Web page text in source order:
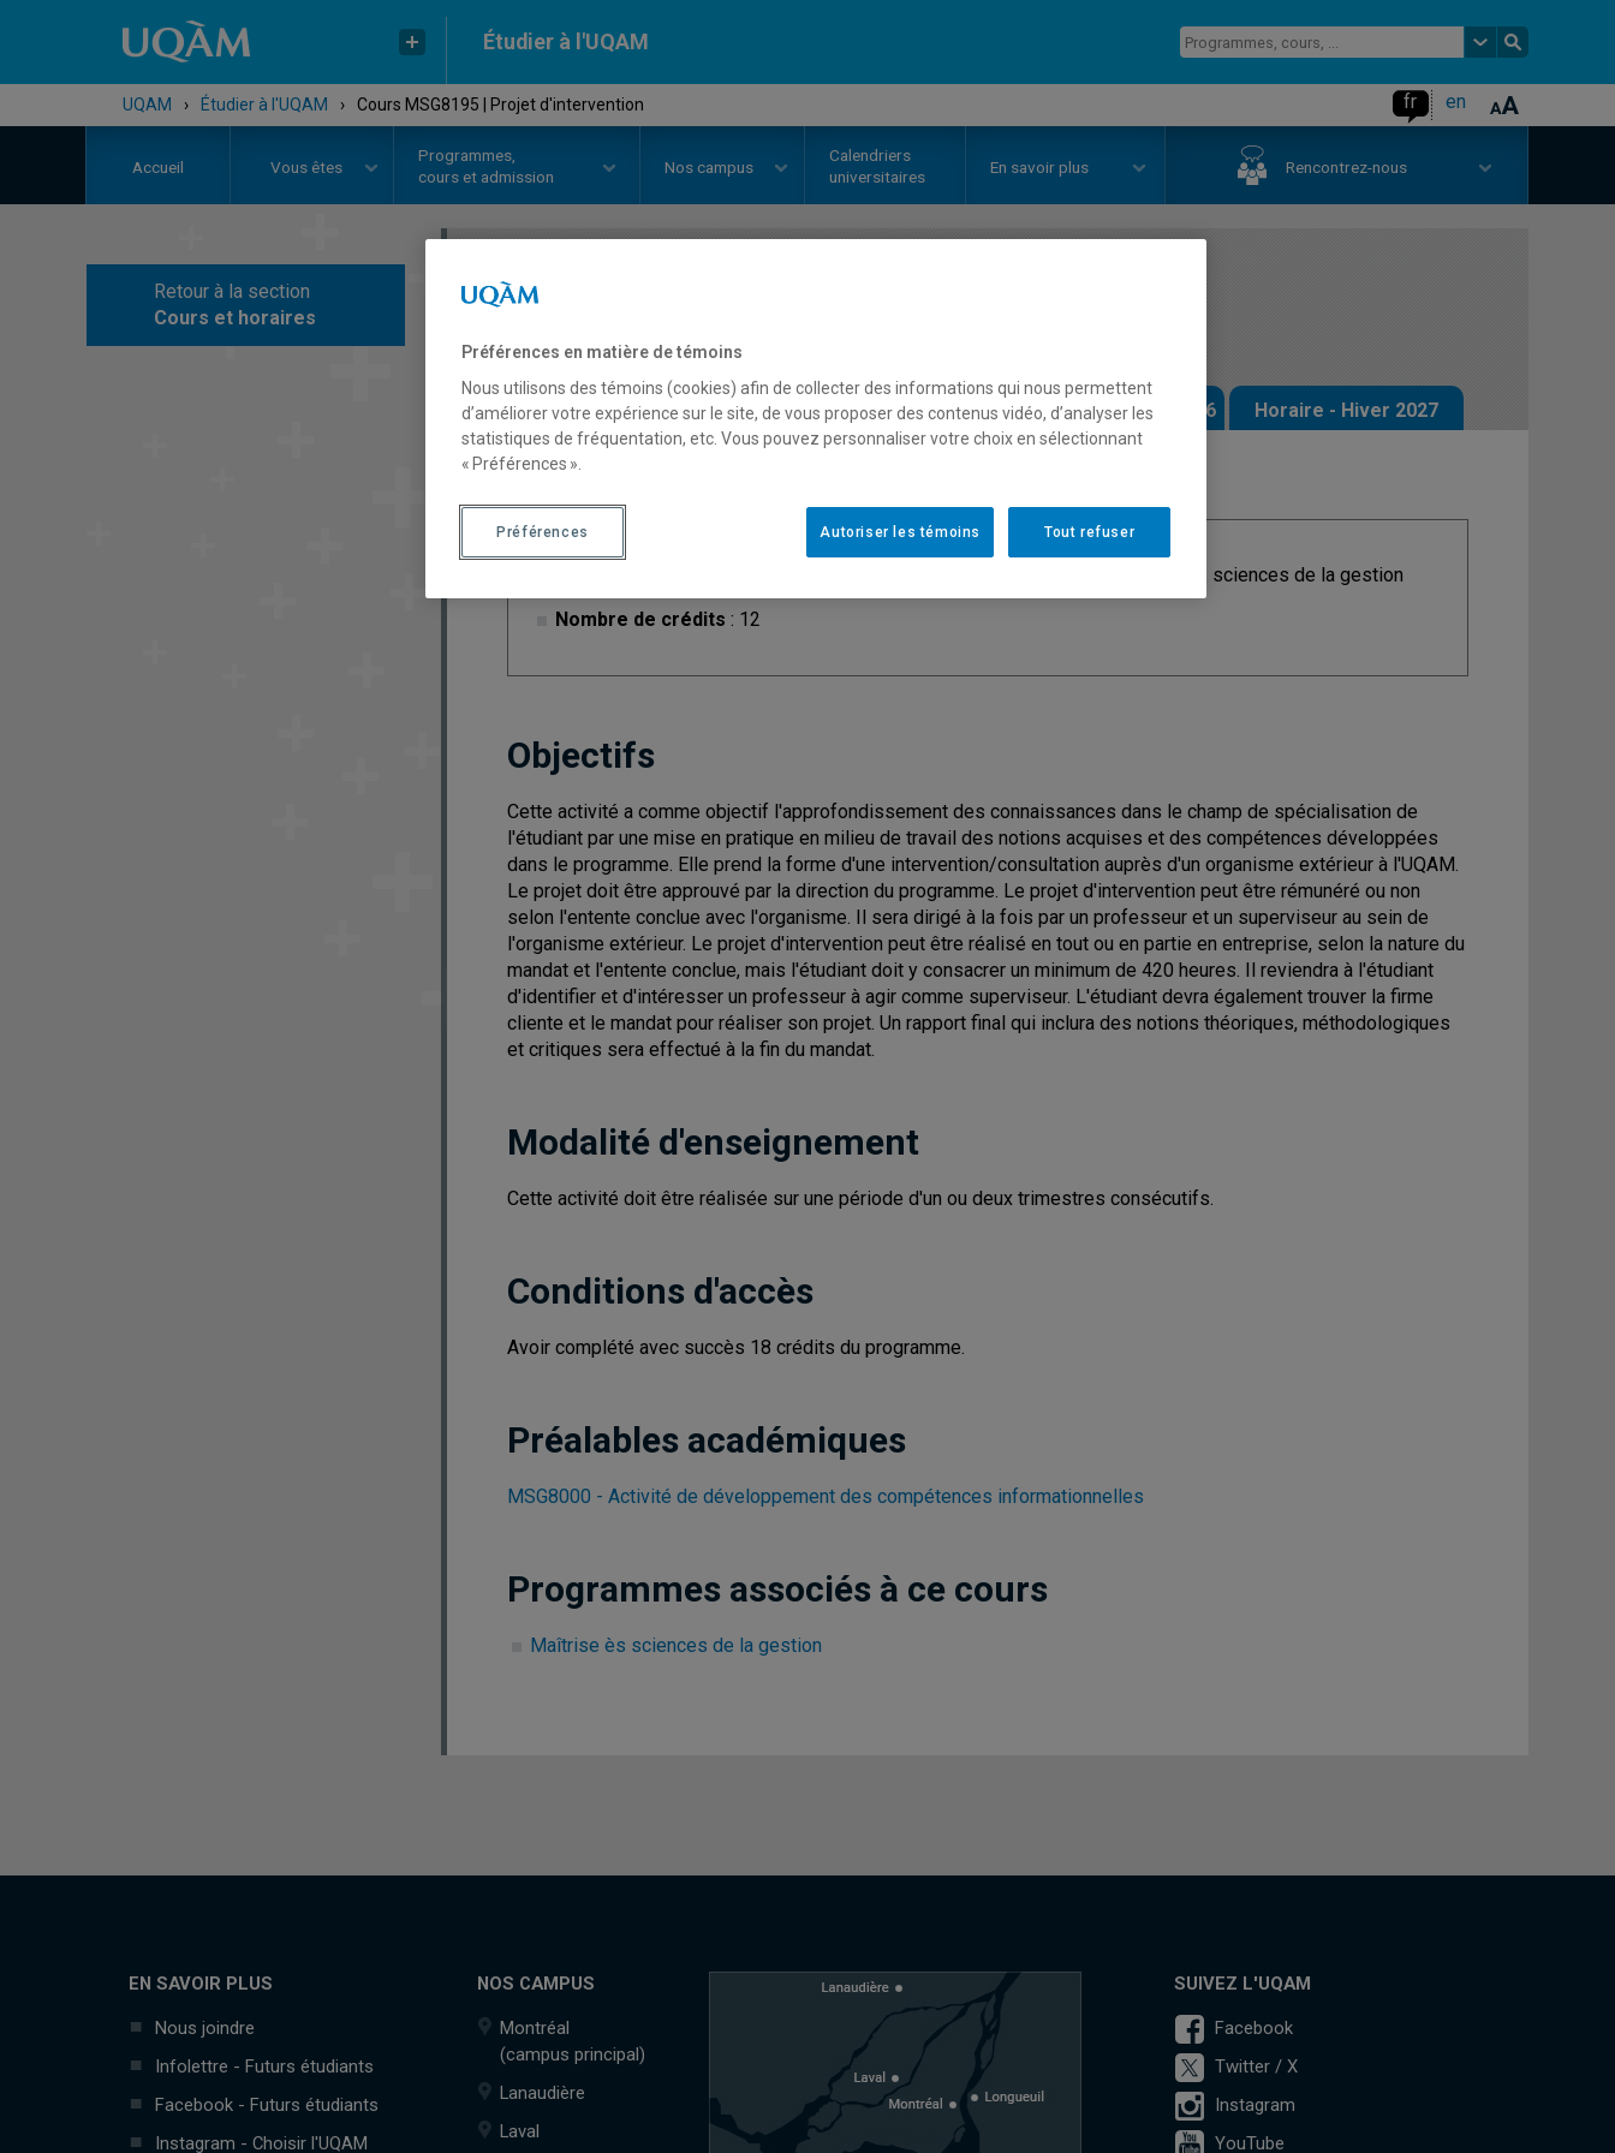
Étudier à l'UQAM
UQAM › Étudier à l'UQAM › Cours MSG8195 | Projet d'intervention fr en
Accueil Vous êtes
Programmes,
cours et admission
Nos campus
Calendriers
universitaires
En savoir plus Rencontrez-nous
Retour à la section
Cours et horaires
COURS
Description Horaire - Été 2026 Horaire - Automne 2026 Horaire - Hiver 2027
Nombre de crédits : 12
: Maîtrise ès sciences de la gestion
Objectifs
Cette activité a comme objectif l'approfondissement des connaissances dans le champ de spécialisation de
l'étudiant par une mise en pratique en milieu de travail des notions acquises et des compétences développées
dans le programme. Elle prend la forme d'une intervention/consultation auprès d'un organisme extérieur à l'UQAM.
Le projet doit être approuvé par la direction du programme. Le projet d'intervention peut être rémunéré ou non
selon l'entente conclue avec l'organisme. Il sera dirigé à la fois par un professeur et un superviseur au sein de
l'organisme extérieur. Le projet d'intervention peut être réalisé en tout ou en partie en entreprise, selon la nature du
mandat et l'entente conclue, mais l'étudiant doit y consacrer un minimum de 420 heures. Il reviendra à l'étudiant
d'identifier et d'intéresser un professeur à agir comme superviseur. L'étudiant devra également trouver la firme
cliente et le mandat pour réaliser son projet. Un rapport final qui inclura des notions théoriques, méthodologiques
et critiques sera effectué à la fin du mandat.
Modalité d'enseignement
Cette activité doit être réalisée sur une période d'un ou deux trimestres consécutifs.
Conditions d'accès
Avoir complété avec succès 18 crédits du programme.
Préalables académiques
MSG8000 - Activité de développement des compétences informationnelles
Programmes associés à ce cours
Maîtrise ès sciences de la gestion
EN SAVOIR PLUS
Nous joindre
Infolettre - Futurs étudiants
Facebook - Futurs étudiants
Instagram - Choisir l'UQAM
NOS CAMPUS
Montréal
(campus principal)
Lanaudière
Laval
SUIVEZ L'UQAM
Facebook
Twitter / X
Instagram
YouTube
Préférences en matière de témoins
Nous utilisons des témoins (cookies) afin de collecter des informations qui nous permettent
d’améliorer votre expérience sur le site, de vous proposer des contenus vidéo, d’analyser les
statistiques de fréquentation, etc. Vous pouvez personnaliser votre choix en sélectionnant
« Préférences ».
Tout refuser
Autoriser les témoins
Préférences